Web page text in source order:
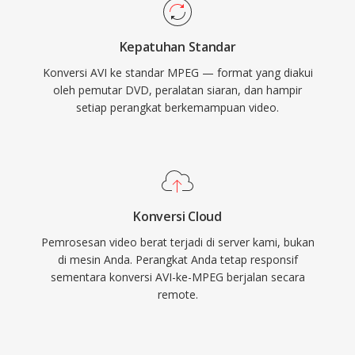
membawa video digital kepada konsumen
pada awal 1990-an. Komponen audionya,
khususnya Layer III (MP3), kemudian menjadi
format audio paling berpengaruh dalam
sejarah. Struktur frame I/P/B, pendekatan
estimasi gerakan, dan pengodean transformasi
sejak saat itu, dari MPEG-2 hingga H.264 dan
didukung oleh hampir semua perangkat lunak
media.
Kepatuhan Standar
Konversi AVI ke standar MPEG — format yang diakui
oleh pemutar DVD, peralatan siaran, dan hampir
setiap perangkat berkemampuan video.
Konversi Cloud
Pemrosesan video berat terjadi di server kami, bukan
di mesin Anda. Perangkat Anda tetap responsif
sementara konversi AVI-ke-MPEG berjalan secara
remote.